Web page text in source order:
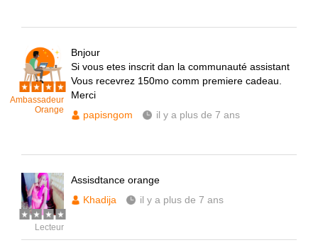
Ambassadeur
Orange
Bnjour
Si vous etes inscrit dan la communauté assistant
Vous recevrez 150mo comm premiere cadeau.
Merci
papisngom
il y a plus de 7 ans
Lecteur
Assisdtance orange
Khadija
il y a plus de 7 ans